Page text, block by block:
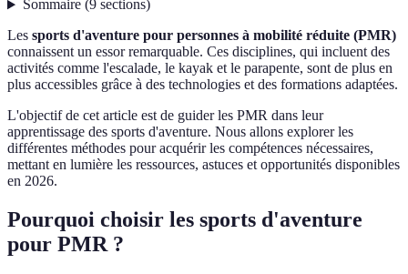
Sommaire(9 sections)
Les sports d'aventure pour personnes à mobilité réduite (PMR)
connaissent un essor remarquable. Ces disciplines, qui incluent des
activités comme l'escalade, le kayak et le parapente, sont de plus en
plus accessibles grâce à des technologies et des formations adaptées.
L'objectif de cet article est de guider les PMR dans leur
apprentissage des sports d'aventure. Nous allons explorer les
différentes méthodes pour acquérir les compétences nécessaires,
mettant en lumière les ressources, astuces et opportunités disponibles
en 2026.
Pourquoi choisir les sports d'aventure
pour PMR ?